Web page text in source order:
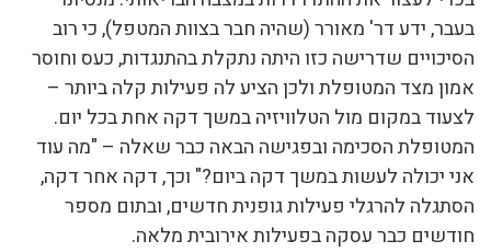
בעבר, ידע דר' מאורר (שהיה חבר בצוות המטפל), כי רוב
הסיכויים שדרישה כזו היתה נתקלת בהתנגדות, כעס וחוסר
אמון מצד המטופלת ולכן הציע לה פעילות קלה ביותר –
לצעוד במקום מול הטלוויזיה במשך דקה אחת בכל יום.
המטופלת הסכימה ובפגישה הבאה כבר שאלה – "מה עוד
אני יכולה לעשות במשך דקה ביום?" וכך, דקה אחר דקה,
הסתגלה להרגלי פעילות גופנית חדשים, ובתום מספר
חודשים כבר עסקה בפעילות אירובית מלאה.